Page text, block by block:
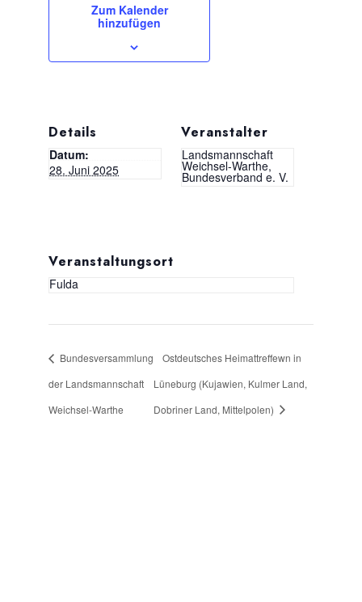
Zum Kalender
hinzufügen
Details
Datum:
28. Juni 2025
Veranstalter
Landsmannschaft
Weichsel-Warthe,
Bundesverband e. V.
Veranstaltungsort
Fulda
Bundesversammlung
der Landsmannschaft
Weichsel-Warthe
Ostdeutsches Heimattreffewn in
Lüneburg (Kujawien, Kulmer Land,
Dobriner Land, Mittelpolen)